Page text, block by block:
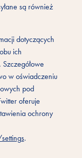
są również
dotyczących
ich
w oświadczeniu
pod
oferuje
ochrony
.